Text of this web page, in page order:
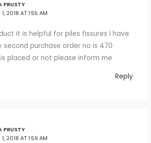
PRUSTY
1, 2018 AT 1:55 AM
it is helpful for piles fissures I have
second purchase order no is 470
placed or not please inform me
Reply
PRUSTY
1, 2018 AT 1:59 AM